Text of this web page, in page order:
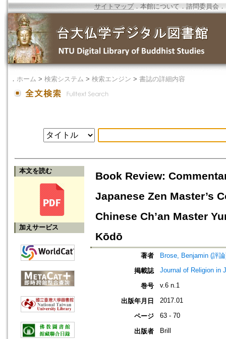
サイトマップ．本館について ． 諮問委員会 ．
． ホーム > 検索システム > 検索エンジン > 書誌の詳細内容
本文を読む
加えサービス
Book Review:
Japanese Zen Master’s
Chinese Ch’an Master
Kōdō
著者
Brose, Benjamin (評
掲載誌
Journal of Religion in
巻号 v.6 n.1
出版年月日 2017.01
ページ 63 - 70
出版者 Brill